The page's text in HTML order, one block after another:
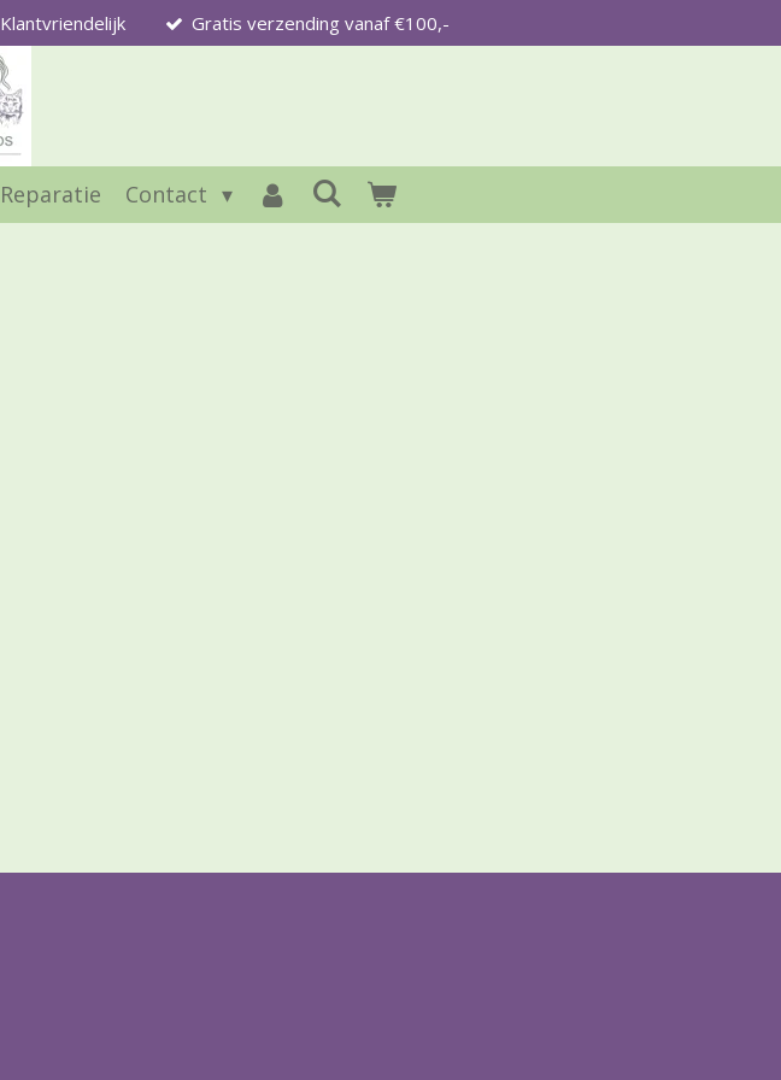
Klantvriendelijk Gratis verzending vanaf €100,-
Reparatie Contact